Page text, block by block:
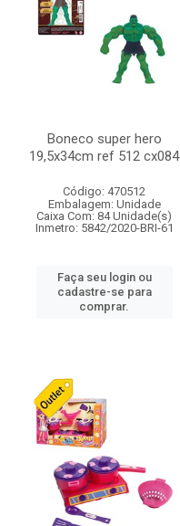
Boneco super hero
19,5x34cm ref 512 cx084
Código: 470512
Embalagem: Unidade
Caixa Com: 84 Unidade(s)
Inmetro: 5842/2020-BRI-61
Faça seu login ou
cadastre-se para
comprar.